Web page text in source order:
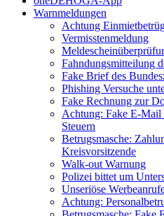
Warnmeldungen
Achtung
Vermisstenmeldung
Fahndungsmitteilung
Fake Brief des
Phishing Versuche
Fake Rechnung zur
Achtung: Fake E-Mail
Steuern
Betrugsmasche:
Kreisvorsitzende
Walk-out Warnung
Polizei bittet um
Unseriöse
Achtung: